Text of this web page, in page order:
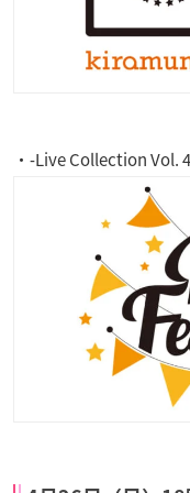
・‐Live Collection Vol.